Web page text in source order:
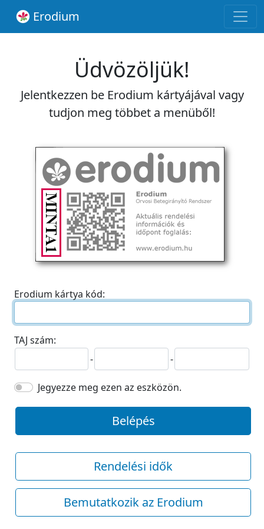
Erodium
Üdvözöljük!
Jelentkezzen be Erodium kártyájával vagy
tudjon meg többet a menüből!
Erodium kártya kód:
TAJ szám:
-
-
Jegyezze meg ezen az eszközön.
Belépés
Rendelési idők
Bemutatkozik az Erodium